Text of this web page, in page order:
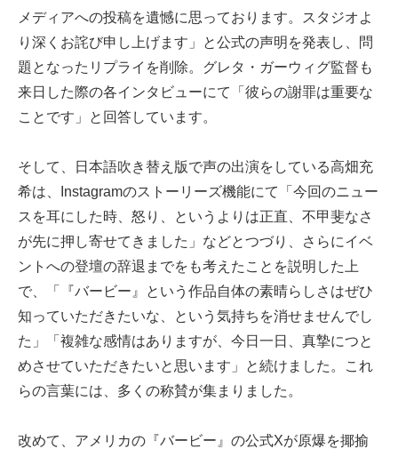
メディアへの投稿を遺憾に思っております。スタジオよ
り深くお詫び申し上げます」と公式の声明を発表し、問
題となったリプライを削除。グレタ・ガーウィグ監督も
来日した際の各インタビューにて「彼らの謝罪は重要な
ことです」と回答しています。
そして、日本語吹き替え版で声の出演をしている高畑充
希は、
Instagramのストーリーズ機能にて「今回のニュー
スを耳にした時、怒り、というよりは正直、不甲斐なさ
が先に押し寄せてきました」などとつづり、さらにイベ
ントへの登壇の辞退までをも考えたことを説明した上
で、「『バービー』という作品自体の素晴らしさはぜひ
知っていただきたいな、という気持ちを消せませんでし
た」「複雑な感情はありますが、今日一日、真摯につと
めさせていただきたいと思います」と続けました。これ
らの言葉には、多くの称賛が集まりました。
改めて、アメリカの『バービー』の公式Xが原爆を揶揄